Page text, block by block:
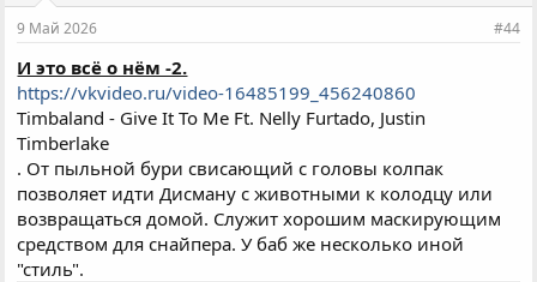
9 Май 2026 #44
И это всё о нём -2.
https://vkvideo.ru/video-16485199_456240860
Timbaland - Give It To Me Ft. Nelly Furtado, Justin
Timberlake
. От пыльной бури свисающий с головы колпак
позволяет идти Дисману с животными к колодцу или
возвращаться домой. Служит хорошим маскирующим
средством для снайпера. У баб же несколько иной
"стиль".